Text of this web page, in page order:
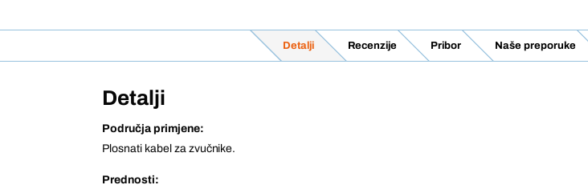
Detalji Recenzije Pribor Naše preporuke
Detalji
Područja primjene:
Plosnati kabel za zvučnike.
Prednosti: